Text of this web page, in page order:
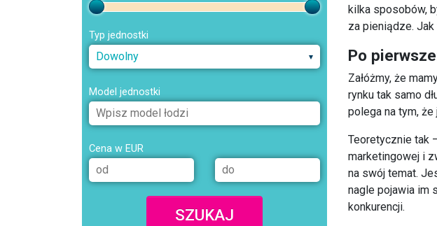
Typ jednostki
Dowolny
Model jednostki
Cena w EUR
SZUKAJ
kilka sposobów,
za pieniądze.
Po
Załóżmy, że
rynku tak samo
polega na tym,
Teoretycznie tak
marketingowej i
na swój temat.
nagle pojawia im
konkurencji.